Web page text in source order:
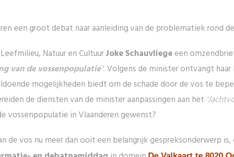
een groot debat naar aanleiding van de problematiek rond
Natuur en CultuurJoke Schauvliegeeen
van de vossenpopulatie". Volgens de minister ontvangt
mogelijkheden biedt om de schade door de vos te
de diensten van de minister aanpassingen aan het
vossenpopulatie in Vlaanderen gewenst?
vos nu meer dan ooit een belangrijk gespreksonderwerp